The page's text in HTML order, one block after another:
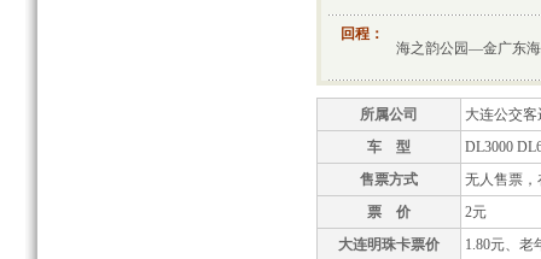
回程：
海之韵公园—金广东
所属公司
大连公交
车 型
DL3000
售票方式
无人售票
票 价
2元
大连明珠卡票价
1.80元、老